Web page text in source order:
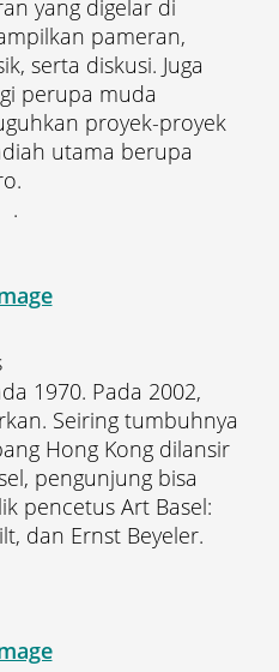
yang digelar di
pameran,
serta diskusi. Juga
perupa muda
proyek-proyek
utama berupa
.
1970. Pada 2002,
Seiring tumbuhnya
Hong Kong dilansir
pengunjung bisa
pencetus Art Basel:
dan Ernst Beyeler.